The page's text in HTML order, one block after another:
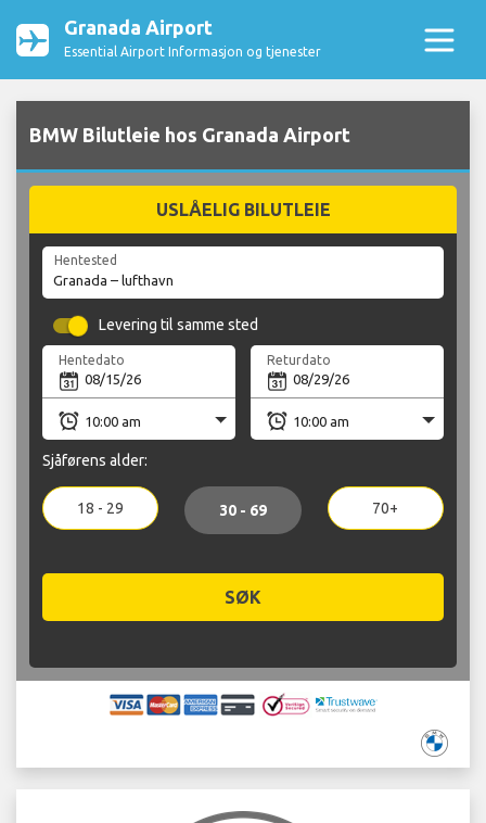
Granada Airport
Essential Airport Informasjon og tjenester
BMW Bilutleie hos Granada Airport
USLÅELIG BILUTLEIE
Hentested
Levering til samme sted
Hentedato Returdato
Sjåførens alder:
18 - 29 30 - 69 70+
SØK